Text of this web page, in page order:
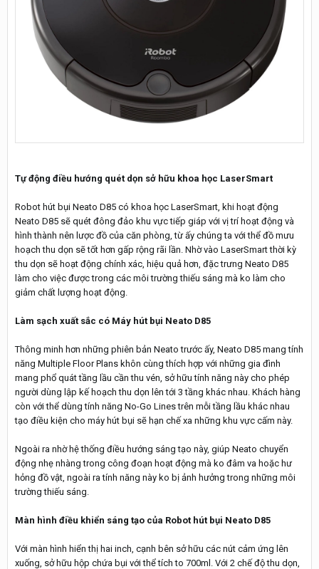
Tự động điều hướng quét dọn sở hữu khoa học LaserSmart
Robot hút bụi Neato D85 có khoa học LaserSmart, khi hoạt động
Neato D85 sẽ quét đông đảo khu vực tiếp giáp với vị trí hoạt động và
hình thành nên lược đồ của căn phòng, từ ấy chúng ta với thể đồ mưu
hoạch thu dọn sẽ tốt hơn gấp rộng rãi lần. Nhờ vào LaserSmart thời kỳ
thu dọn sẽ hoạt động chính xác, hiệu quả hơn, đặc trưng Neato D85
làm cho việc được trong các môi trường thiếu sáng mà ko làm cho
giảm chất lượng hoạt động.
Làm sạch xuất sắc có Máy hút bụi Neato D85
Thông minh hơn những phiên bản Neato trước ấy, Neato D85 mang tính
năng Multiple Floor Plans khôn cùng thích hợp với những gia đình
mang phổ quát tầng lầu cần thu vén, sở hữu tính năng này cho phép
người dùng lập kế hoạch thu dọn lên tới 3 tầng khác nhau. Khách hàng
còn với thể dùng tính năng No-Go Lines trên mỗi tầng lầu khác nhau
tạo điều kiện cho máy hút bụi sẽ hạn chế xa những khu vực cấm này.
Ngoài ra nhờ hệ thống điều hướng sáng tạo này, giúp Neato chuyển
động nhẹ nhàng trong công đoạn hoạt động mà ko đâm va hoặc hư
hỏng đồ vật, ngoài ra tính năng này ko bị ảnh hưởng trong những môi
trường thiếu sáng.
Màn hình điều khiển sáng tạo của Robot hút bụi Neato D85
Với màn hình hiển thị hai inch, cạnh bên sở hữu các nút cảm ứng lên
xuống, sở hữu hộp chứa bụi với thể tích to 700ml. Với 2 chế độ thu dọn,